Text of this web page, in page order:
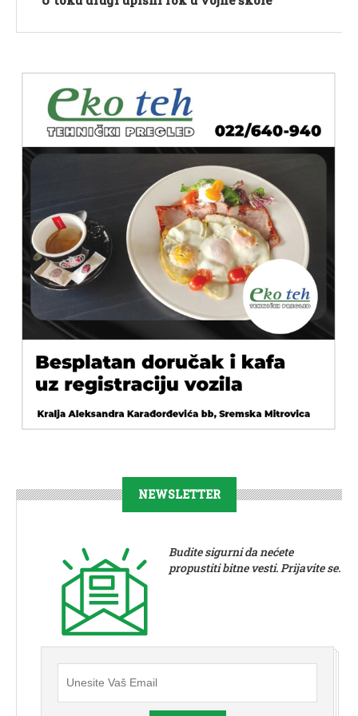
NEWSLETTER
Budite sigurni da nećete
propustiti bitne vesti. Prijavite se.